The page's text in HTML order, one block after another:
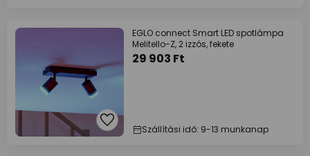
EGLO connect Smart LED spotlámpa
Melitello-Z, 2 izzós, fekete
29 903 Ft
Szállítási idő: 9-13 munkanap